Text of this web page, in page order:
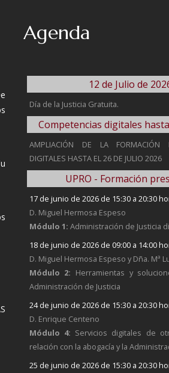
Agenda
12 de Julio de
Día de la Justicia Gratuita.
Competencias digitales
AMPLIACIÓN DE LA FORMACIÓN
DIGITALES HASTA EL 26 DE JULIO 2026
UPRO - Formación
17 de junio de 2026 de 15:30 a 20:30
D. Miguel Hermosa Espeso
Módulo 1: Administración de Justicia
18 de junio de 2026 de 09:00 a 14:00
D. Miguel Hermosa Espeso y Dña. Mª
Módulo 2: Herramientas y
Administración de Justicia
24 de junio de 2026 de 15:30 a 20:30
D. Enrique Centeno
Módulo 4: Servicios digitales de
relación con la abogacía y la
25 de junio de 2026 de 15:30 a 20:30